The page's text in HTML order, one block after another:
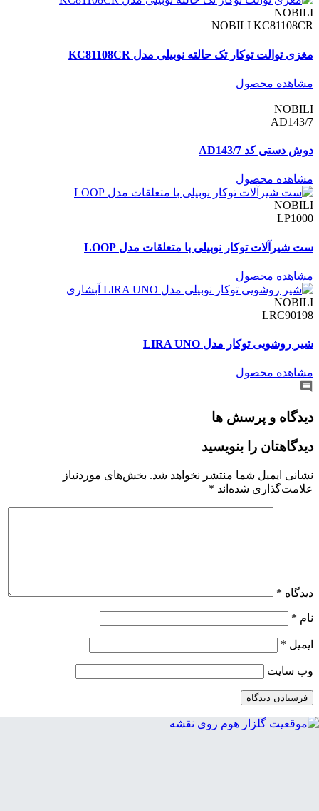
NOBILI
NOBILI KC81108CR
مغزی توالت توکار تک حالته نوبیلی مدل KC81108CR
مشاهده محصول
NOBILI
AD143/7
دوش دستی کد AD143/7
مشاهده محصول
NOBILI
LP1000
ست شیرآلات توکار نوبیلی با متعلقات مدل LOOP
مشاهده محصول
NOBILI
LRC90198
شیر روشویی توکار مدل LIRA UNO
مشاهده محصول
دیدگاه و پرسش ها
دیدگاهتان را بنویسید
نشانی ایمیل شما منتشر نخواهد شد. بخش‌های موردنیاز
علامت‌گذاری شده‌اند *
دیدگاه *
نام *
ایمیل *
وب‌ سایت